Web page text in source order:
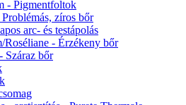
- Pigmentfoltok
zíros bőr
arc- és testápolás
Roséliane - Érzékeny bőr
Száraz bőr